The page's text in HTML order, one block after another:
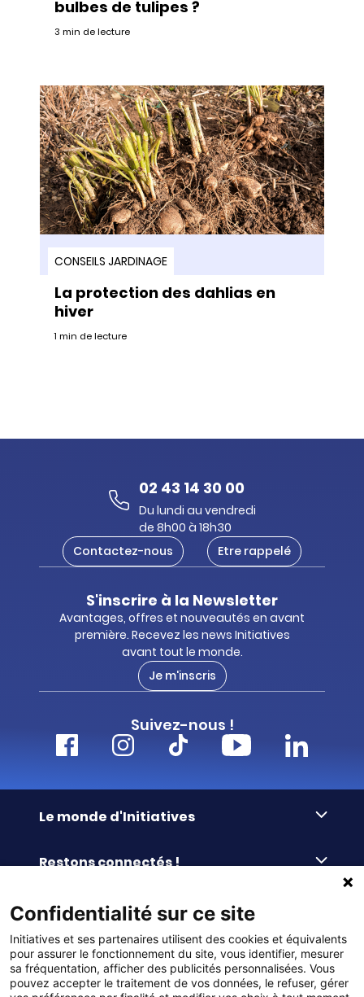
bulbes de tulipes ?
3 min de lecture
CONSEILS JARDINAGE
La protection des dahlias en
hiver
1 min de lecture
02 43 14 30 00
Du lundi au vendredi
de 8h00 à 18h30
Contactez-nous
Etre rappelé
S'inscrire à la Newsletter
Avantages, offres et nouveautés en avant
première. Recevez les news Initiatives
avant tout le monde.
Je m'inscris
Suivez-nous !
Le monde d'Initiatives
Le Fond’Actions Initiatives
Enquête de satisfaction
Restons connectés !
Le blog
La newsletter
Commander facilement
Commande par référence
Catalogues à télécharger
Panier
Services & FAQ
Reprise des invendus
Confidentialité sur ce site
Initiatives et ses partenaires utilisent des cookies et équivalents
pour assurer le fonctionnement du site, vous identifier, mesurer
sa fréquentation, afficher des publicités personnalisées. Vous
pouvez accepter le traitement de vos données, le refuser, gérer